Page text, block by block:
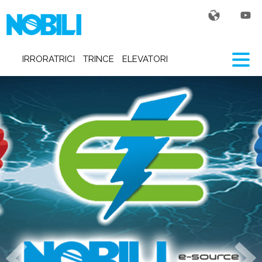
IRRORATRICI TRINCE ELEVATORI